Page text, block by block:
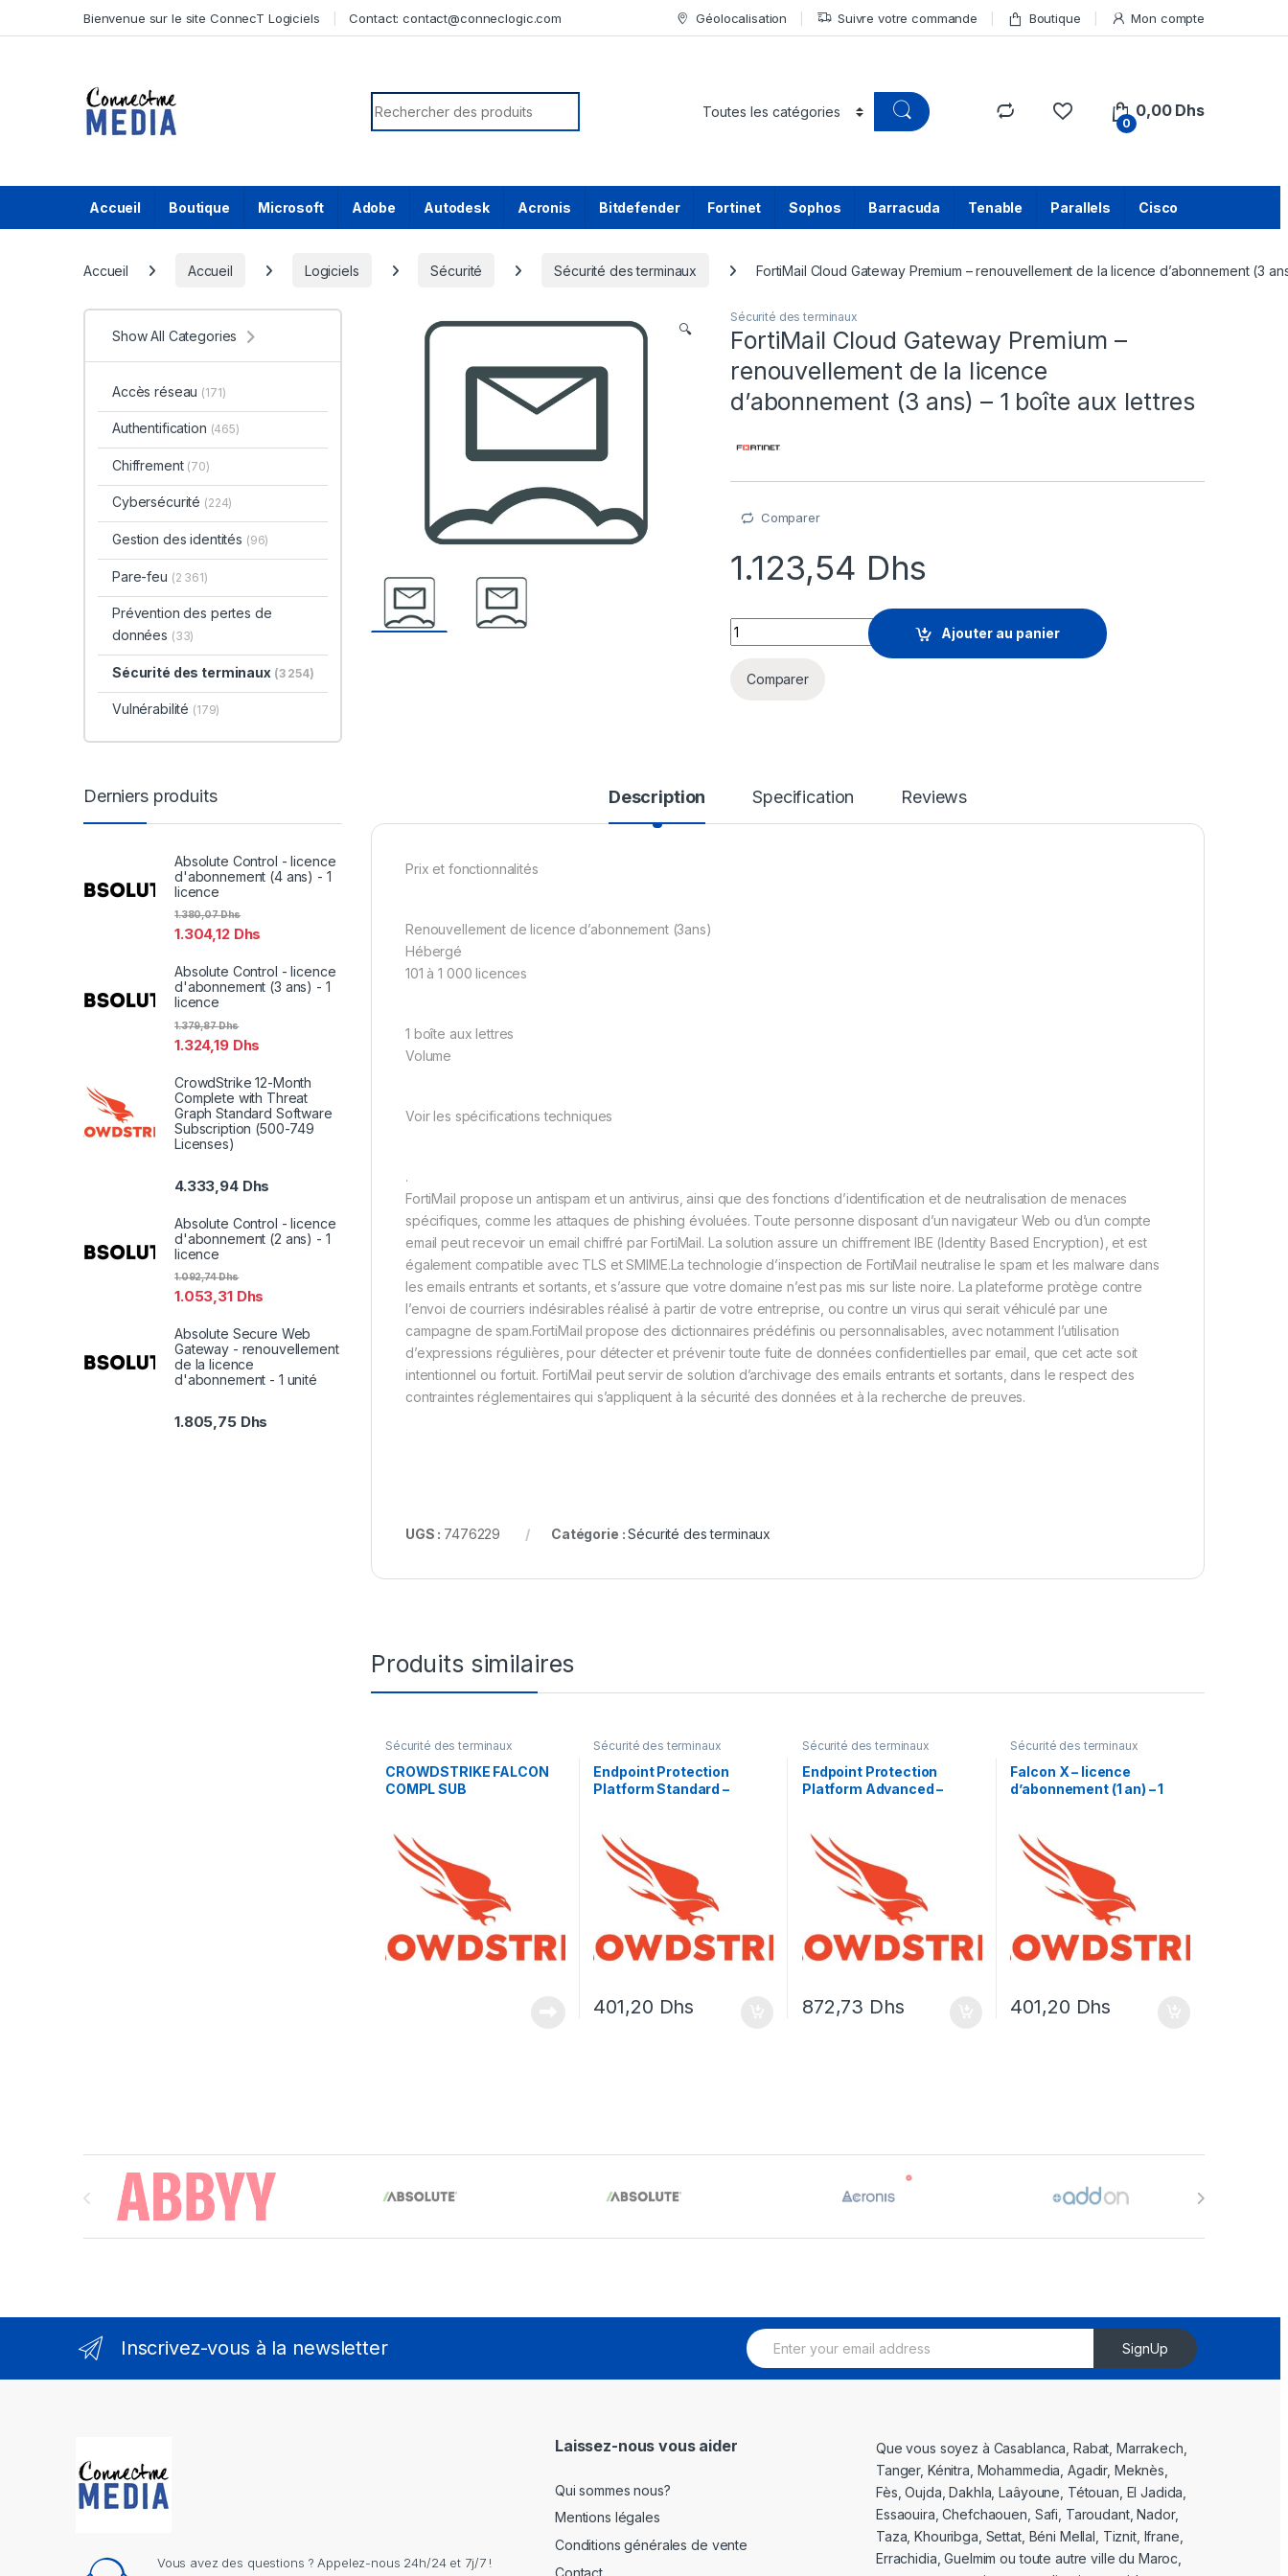
Bienvenue sur le site ConnecT Logiciels Contact:contact@conneclogic.com Géolocalisation Suivre votre commande Boutique Mon compte
Search for:
0
0,00 Dhs
Accueil Boutique Microsoft Adobe Autodesk Acronis Bitdefender Fortinet Sophos Barracuda Tenable Parallels Cisco
Accueil Accueil Logiciels Sécurité Sécurité des terminaux FortiMail Cloud Gateway Premium – renouvellement de la licence d’abonnement (3
🔍
Sécurité des terminaux
FortiMail Cloud Gateway Premium –
renouvellement de la licence
d’abonnement (3 ans) – 1 boîte aux lettres
Comparer
1.123,54 Dhs
FortiMail Cloud Gateway Premium - renouvellement de la licence d'abonnement
Ajouter au panier
Comparer
Description Specification Reviews
Prix et fonctionnalités
Renouvellement de licence d’abonnement (3ans)
Hébergé
101 à 1 000 licences
1 boîte aux lettres
Volume
Voir les spécifications techniques
.
FortiMail propose un antispam et un antivirus, ainsi que des fonctions d’identification et de neutralisation de menaces
spécifiques, comme les attaques de phishing évoluées. Toute personne disposant d’un navigateur Web ou d’un compte
email peut recevoir un email chiffré par FortiMail. La solution assure un chiffrement IBE (Identity Based Encryption), et est
également compatible avec TLS et SMIME.La technologie d’inspection de FortiMail neutralise le spam et les malware dans
les emails entrants et sortants, et s’assure que votre domaine n’est pas mis sur liste noire. La plateforme protège contre
l’envoi de courriers indésirables réalisé à partir de votre entreprise, ou contre un virus qui serait véhiculé par une
campagne de spam.FortiMail propose des dictionnaires prédéfinis ou personnalisables, avec notamment l’utilisation
d’expressions régulières, pour détecter et prévenir toute fuite de données confidentielles par email, que cet acte soit
intentionnel ou fortuit. FortiMail peut servir de solution d’archivage des emails entrants et sortants, dans le respect des
contraintes réglementaires qui s’appliquent à la sécurité des données et à la recherche de preuves.
UGS : 7476229 Catégorie :Sécurité des terminaux
Produits similaires
Sécurité des terminaux
CROWDSTRIKE FALCON
COMPL SUB
Sécurité des terminaux
Endpoint Protection
Platform Standard –
401,20 Dhs
Sécurité des terminaux
Endpoint Protection
Platform Advanced –
872,73 Dhs
Sécurité des terminaux
Falcon X – licence
d’abonnement (1 an) – 1
401,20 Dhs
Show All Categories
Accès réseau (171)
Authentification (465)
Chiffrement (70)
Cybersécurité (224)
Gestion des identités (96)
Pare-feu (2 361)
Prévention des pertes de
données (33)
Sécurité des terminaux (3 254)
Vulnérabilité (179)
Derniers produits
Absolute Control - licence
d'abonnement (4 ans) - 1
licence
1.304,12 Dhs
1.380,07Dhs
Absolute Control - licence
d'abonnement (3 ans) - 1
licence
1.324,19 Dhs
1.379,87Dhs
CrowdStrike 12-Month
Complete with Threat
Graph Standard Software
Subscription (500-749
Licenses)
4.333,94 Dhs
Absolute Control - licence
d'abonnement (2 ans) - 1
licence
1.053,31 Dhs
1.092,74Dhs
Absolute Secure Web
Gateway - renouvellement
de la licence
d'abonnement - 1 unité
1.805,75 Dhs
Brands Carousel
Inscrivez-vous à la newsletter
E
m
SignUp
Vous avez des questions ? Appelez-nous 24h/24 et 7j/7 !
Laissez-nous vous aider
Qui sommes nous?
Mentions légales
Conditions générales de vente
Contact
Que vous soyez à Casablanca, Rabat, Marrakech,
Tanger, Kénitra, Mohammedia, Agadir, Meknès,
Fès, Oujda, Dakhla, Laâyoune, Tétouan, El Jadida,
Essaouira, Chefchaouen, Safi, Taroudant, Nador,
Taza, Khouribga, Settat, Béni Mellal, Tiznit, Ifrane,
Errachidia, Guelmim ou toute autre ville du Maroc,